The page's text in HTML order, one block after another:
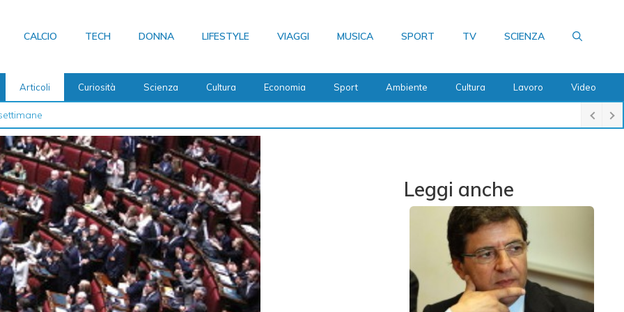
CALCIO TECH DONNA LIFESTYLE VIAGGI MUSICA SPORT TV SCIENZA
Articoli Curiosità Scienza Cultura Economia Sport Ambiente Cultura Lavoro Video
Leggi anche